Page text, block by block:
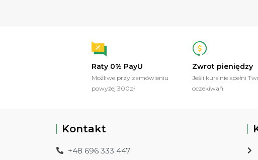
Raty 0% PayU
Możliwe przy zamówieniu
powyżej 300zł
Zwrot pieniędzy
Jeśli kurs nie spełni
oczekiwań
Kontakt
+48 696 333 447